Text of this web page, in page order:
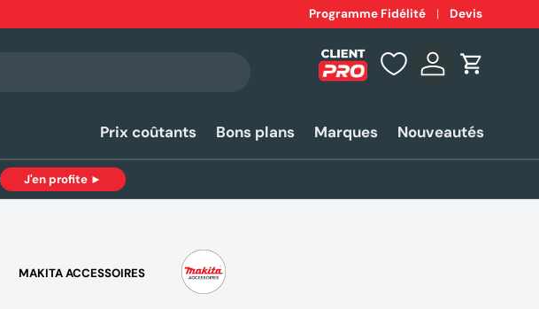
Expéditionrapide 24-48h*
Programme Fidélité Devis
Se connecter
Panier
Prix coûtants Bons plans Marques Nouveautés
J'en profite ►
MAKITA ACCESSOIRES